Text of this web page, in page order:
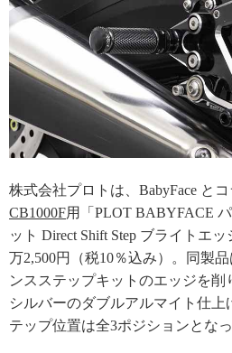
株式会社プロトは、BabyFace と
CB1000F用「PLOT BABYFACE
ット Direct Shift Step ブライトエ
万2,500円（税10％込み）。同製
ンスステップキットのエッジを
シルバーのダブルアルマイト仕上
テップ位置は全3ポジションとなっ